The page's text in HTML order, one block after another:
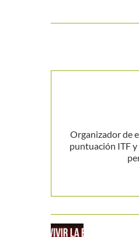
Organizador de
puntuación ITF